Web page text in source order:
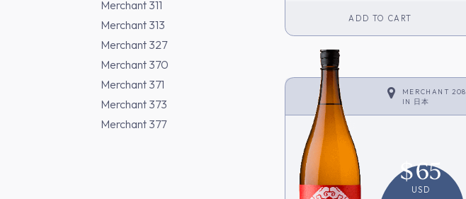
Merchant 311
Merchant 313
Merchant 327
Merchant 370
Merchant 371
Merchant 373
Merchant 377
ADD TO CART
MERCHANT 208
IN 日本
$65
USD